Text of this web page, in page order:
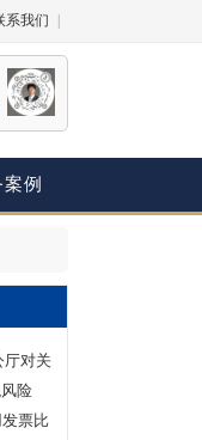
系我们
例
厅对关
”行
险
票比